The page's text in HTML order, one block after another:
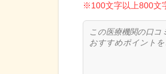
※100文字以上800文